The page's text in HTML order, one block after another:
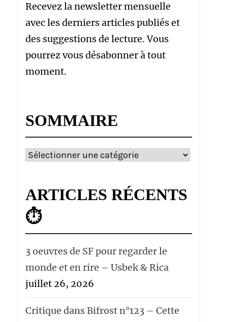
Recevez la newsletter mensuelle
avec les derniers articles publiés et
des suggestions de lecture. Vous
pourrez vous désabonner à tout
moment.
SOMMAIRE
Sommaire
ARTICLES RÉCENTS
⏱
3 oeuvres de SF pour regarder le
monde et en rire – Usbek & Rica
juillet 26, 2026
Critique dans Bifrost n°123 – Cette